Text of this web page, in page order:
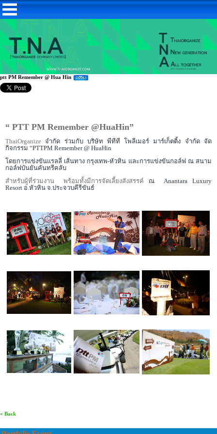
ptt PM Remember @ Hua Hin
“ PTT PM Remember @HuaHin”
ThaiOrganizeจำกัด ร่วมกับ บริษัท พีทีที โพลีเมอร์ มาร์เก็ตติ้ง จำกัด จัด
กิจกรรม “PTTPM Remember @ HuaHin
โดยการแข่งขันแรลลี่ เส้นทาง กรุงเทพ-หัวหิน และการแข่งขันกอล์ฟ ณ สนาม
กอล์ฟบันยันคันทรีคลับ
สำหรับผู้ที่ร่วมงาน
พร้อมทั้งมีการจัดเลี้ยงสังสรรค์ ณ
Anantara Luxury
Resort อ.หัวหิน จ.ประจวบคีรีขันธ์
« Back